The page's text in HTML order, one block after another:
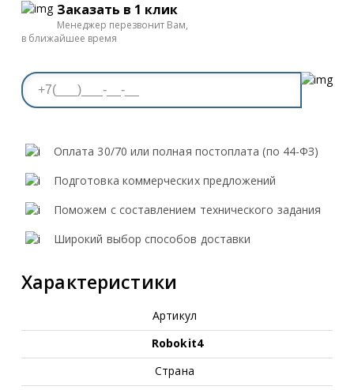
Заказать в 1 клик
Менеджер перезвонит Вам,
в ближайшее время
Оплата 30/70 или полная постоплата (по 44-ФЗ)
Подготовка коммерческих предложений
Поможем с составлением технического задания
Широкий выбор способов доставки
Характеристики
Артикул
Robokit4
Страна